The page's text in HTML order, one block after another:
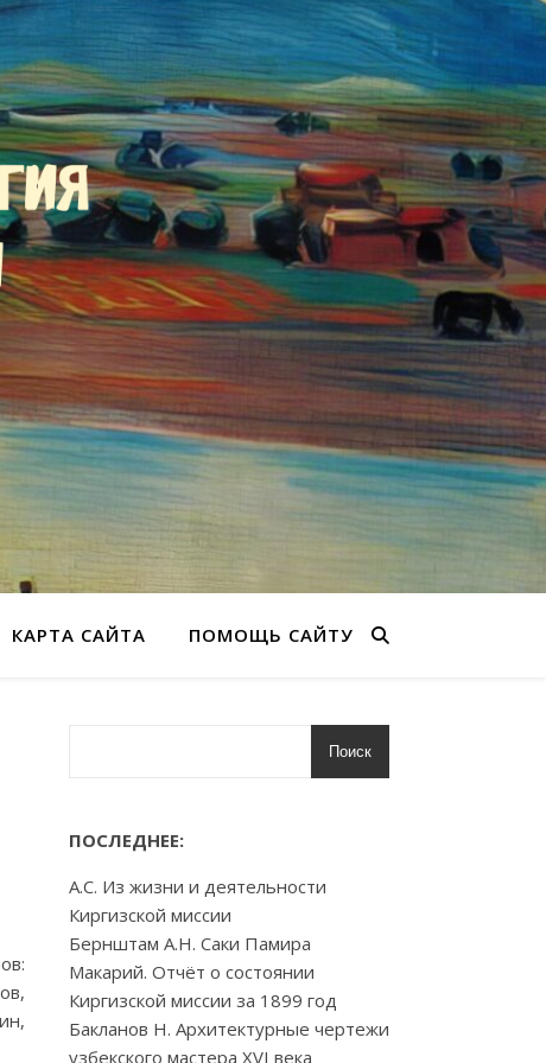
КАРТА САЙТА ПОМОЩЬ САЙТУ
Поиск
ПОСЛЕДНЕЕ:
А.С. Из жизни и деятельности
Киргизской миссии
Бернштам А.Н. Саки Памира
Макарий. Отчёт о состоянии
Киргизской миссии за 1899 год
Бакланов Н. Архитектурные чертежи
узбекского мастера XVI века